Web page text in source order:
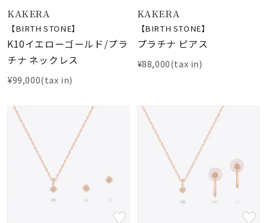
KAKERA
【BIRTH STONE】
K10イエローゴールド/プラ
チナ ネックレス
¥99,000(tax in)
KAKERA
【BIRTH STONE】
プラチナ ピアス
¥88,000(tax in)